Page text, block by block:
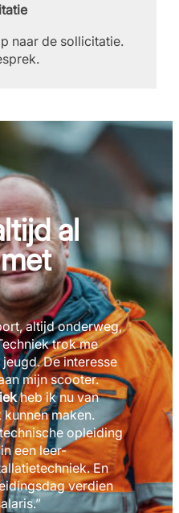
naar de sollicitatie.
al
altijd onderweg,
trok me
De interesse
mijn scooter.
heb ik nu van
maken.
opleiding
een leer-
En
verdien